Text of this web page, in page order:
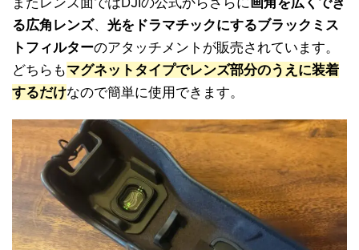
る広角レンズ、 光をドラマチックにするブラックミス
トフィルターのアタッチメントが販売されています。
どちらもマグネットタイプでレンズ部分のうえに装着
するだけなので簡単に使用できます。